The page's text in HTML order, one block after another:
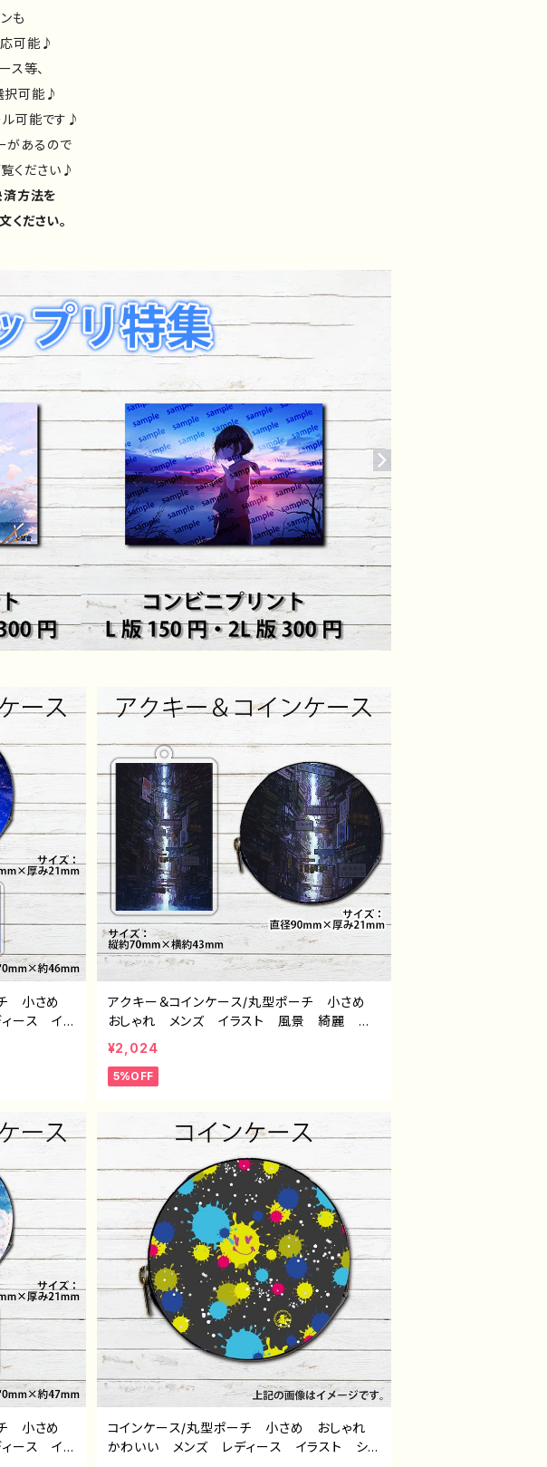
も
可能♪
ス等、
択可能♪
可能です♪
があるので
ください♪
方法を
ください。
チ 小さめ
ース イ
エモい
メイクポ
ストレー
作：J.タネ
アクキー＆コインケース/丸型ポーチ 小さめ
おしゃれ メンズ イラスト 風景 綺麗 景
色 美しい エモい かっこいい 小物入れ
ミニポーチ おすすめ 個性的 人気 イラス
トレーター クリエイター 絵師 オリジナ
¥2,024
5%OFF
チ 小さめ
ース イ
コインケース/丸型ポーチ 小さめ おしゃれ
かわいい メンズ レディース イラスト シン